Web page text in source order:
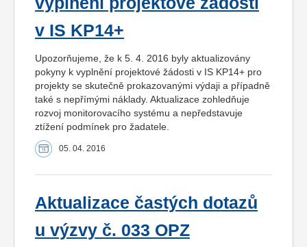
v IS KP14+
Upozorňujeme, že k 5. 4. 2016 byly aktualizovány
pokyny k vyplnění projektové žádosti v IS KP14+ pro
projekty se skutečně prokazovanými výdaji a případně
také s nepřímými náklady. Aktualizace zohledňuje
rozvoj monitorovacího systému a nepředstavuje
ztížení podmínek pro žadatele.
05. 04. 2016
Aktualizace častých dotazů
u výzvy č. 033 OPZ